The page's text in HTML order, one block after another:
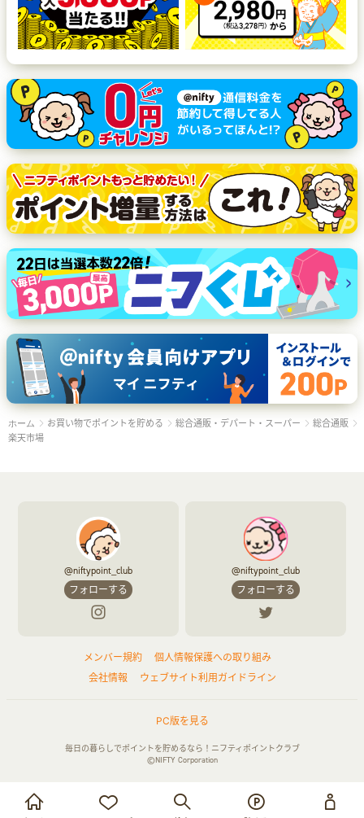
お買い物・サービス利用で貯める
ホーム お買い物でポイントを貯める 総合通販・デパート・スーパー
総合通販
楽天市場
@niftypoint_club
フォローする
@niftypoint_club
フォローする
メンバー規約
個人情報保護への取り組み
会社情報
ウェブサイト利用ガイドライン
PC版を見る
毎日の暮らしでポイントを貯めるなら！ニフティポイントクラブ
©NIFTY Corporation